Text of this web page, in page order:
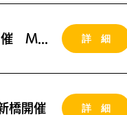
詳 細
橋開催 詳 細